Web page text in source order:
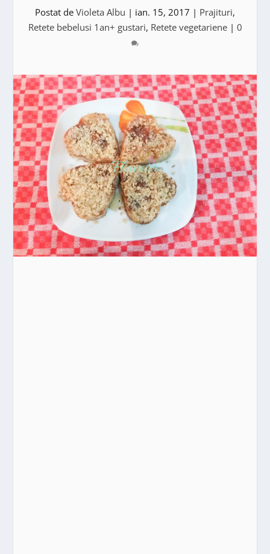
Postat de Violeta Albu | ian. 15, 2017 | Prajituri,
Retete bebelusi 1an+ gustari, Retete vegetariene| 0